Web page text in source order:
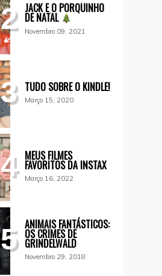
2 JACK E O PORQUINHO
DE NATAL
Novembro 09, 2021
3 TUDO SOBRE O KINDLE!
Março 15, 2020
4 MEUS FILMES
FAVORITOS DA INSTAX
Março 16, 2022
5 ANIMAIS FANTÁSTICOS:
OS CRIMES DE
GRINDELWALD
Novembro 29, 2018